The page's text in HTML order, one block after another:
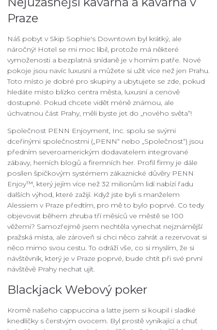
Praze
Náš pobyt v Skip Sophie's Downtown byl krátký, ale
náročný! Hotel se mi moc líbil, protože má některé
vymoženosti a bezplatná snídaně je v horním patře. Nové
pokoje jsou navíc luxusní a můžete si užít více než jen Prahu.
Toto místo je dobré pro skupiny a ubytujete se zde, pokud
hledáte místo blízko centra města, luxusní a cenově
dostupné. Pokud chcete vidět méně známou, ale
úchvatnou část Prahy, měli byste jet do „nového světa“!
Společnost PENN Enjoyment, Inc. spolu se svými
dceřinými společnostmi („PENN“ nebo „Společnost“) jsou
předním severoamerickým dodavatelem integrované
zábavy, herních blogů a firemních her. Profil firmy je dále
posílen špičkovým systémem zákaznické důvěry PENN
Enjoy™, který jejím více než 32 milionům lidí nabízí řadu
dalších výhod, které zažijí. Když jste byli s manželem
Alessiem v Praze předtím, pro mě to bylo poprvé. Co tedy
objevovat během zhruba tří měsíců ve městě se 100
věžemi? Samozřejmě jsem nechtěla vynechat nejznámější
pražská místa, ale zároveň si chci něco zahrát a rezervovat si
něco mimo svou cestu. To odráží vše, co si myslím, že si
návštěvník, který je v Praze poprvé, bude chtít při své první
návštěvě Prahy nechat ujít.
Blackjack Webový poker
Kromě našeho cappuccina a latte jsem si koupil i sladké
knedlíčky s čerstvým ovocem. Byl prostě vynikající a chuť